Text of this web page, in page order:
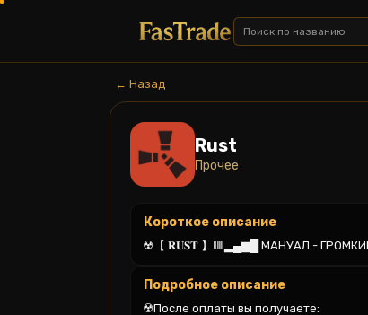
← Назад
Rust
Прочее
Короткое описание
☢️【 𝐑𝐔𝐒𝐓 】🟥▂▄▆█ МАНУАЛ -
Подробное описание
☢️После оплаты вы получаете: